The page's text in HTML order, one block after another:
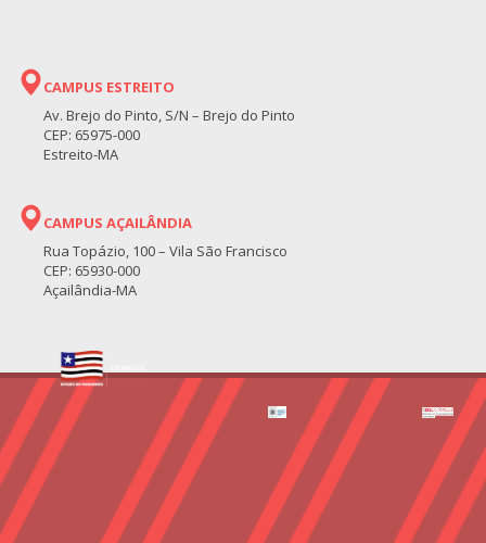
CAMPUS ESTREITO
Av. Brejo do Pinto, S/N – Brejo do Pinto
CEP: 65975-000
Estreito-MA
CAMPUS AÇAILÂNDIA
Rua Topázio, 100 – Vila São Francisco
CEP: 65930-000
Açailândia-MA